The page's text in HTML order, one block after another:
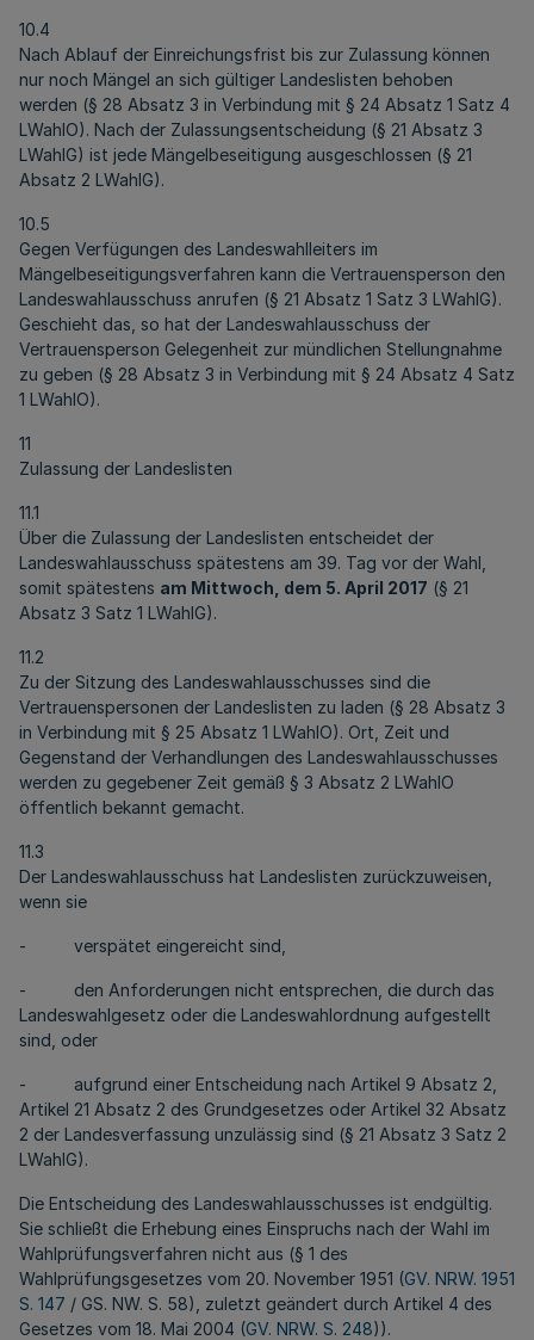
10.4
Nach Ablauf der Einreichungsfrist bis zur Zulassung können
nur noch Mängel an sich gültiger Landeslisten behoben
werden (§ 28 Absatz 3 in Verbindung mit § 24 Absatz 1 Satz 4
LWahlO). Nach der Zulassungsentscheidung (§ 21 Absatz 3
LWahlG) ist jede Mängelbeseitigung ausgeschlossen (§ 21
Absatz 2 LWahlG).
10.5
Gegen Verfügungen des Landeswahlleiters im
Mängelbeseitigungsverfahren kann die Vertrauensperson den
Landeswahlausschuss anrufen (§ 21 Absatz 1 Satz 3 LWahlG).
Geschieht das, so hat der Landeswahlausschuss der
Vertrauensperson Gelegenheit zur mündlichen Stellungnahme
zu geben (§ 28 Absatz 3 in Verbindung mit § 24 Absatz 4 Satz
1 LWahlO).
11
Zulassung der Landeslisten
11.1
Über die Zulassung der Landeslisten entscheidet der
Landeswahlausschuss spätestens am 39. Tag vor der Wahl,
somit spätestens am Mittwoch, dem 5. April 2017 (§ 21
Absatz 3 Satz 1 LWahlG).
11.2
Zu der Sitzung des Landeswahlausschusses sind die
Vertrauenspersonen der Landeslisten zu laden (§ 28 Absatz 3
in Verbindung mit § 25 Absatz 1 LWahlO). Ort, Zeit und
Gegenstand der Verhandlungen des Landeswahlausschusses
werden zu gegebener Zeit gemäß § 3 Absatz 2 LWahlO
öffentlich bekannt gemacht.
11.3
Der Landeswahlausschuss hat Landeslisten zurückzuweisen,
wenn sie
- verspätet eingereicht sind,
- den Anforderungen nicht entsprechen, die durch das
Landeswahlgesetz oder die Landeswahlordnung aufgestellt
sind, oder
- aufgrund einer Entscheidung nach Artikel 9 Absatz 2,
Artikel 21 Absatz 2 des Grundgesetzes oder Artikel 32 Absatz
2 der Landesverfassung unzulässig sind (§ 21 Absatz 3 Satz 2
LWahlG).
Die Entscheidung des Landeswahlausschusses ist endgültig.
Sie schließt die Erhebung eines Einspruchs nach der Wahl im
Wahlprüfungsverfahren nicht aus (§ 1 des
Wahlprüfungsgesetzes vom 20. November 1951 (GV. NRW. 1951
S. 147 / GS. NW. S. 58), zuletzt geändert durch Artikel 4 des
Gesetzes vom 18. Mai 2004 (GV. NRW. S. 248)).